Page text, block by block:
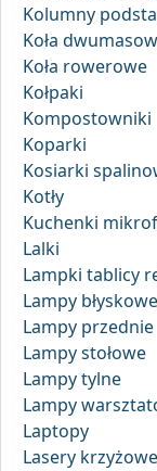
Kolumny
Koła
Koła rowerowe
Kołpaki
Kompostowniki
Koparki
Kosiarki
Kotły
Kuchenki
Lalki
Lampki tablicy
Lampy błyskowe
Lampy przednie
Lampy stołowe
Lampy tylne
Lampy
Laptopy
Lasery krzyżowe